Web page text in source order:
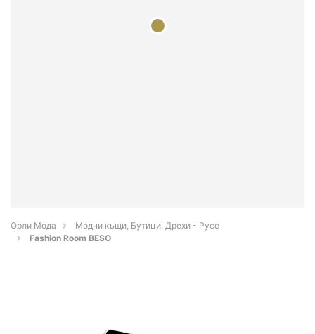
Орли Мода
Модни къщи, Бутици, Дрехи - Русе
Fashion Room BESO